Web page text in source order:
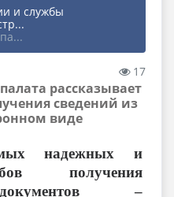
и службы
17
рассказывает
сведений из
виде
надежных и
получения
–